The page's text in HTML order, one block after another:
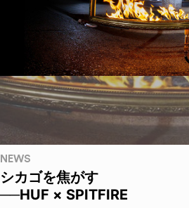
NEWS
シカゴを焦がす
──HUF × SPITFIRE